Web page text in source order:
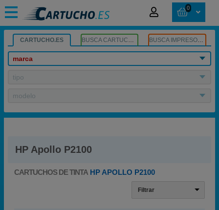
0
CARTUCHO.ES BUSCA CARTUCHOS BUSCA IMPRESORA
marca
tipo
modelo
HP Apollo P2100
CARTUCHOS DE TINTA HP APOLLO P2100
Filtrar